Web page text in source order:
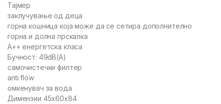
Тајмер
заклучување од деца
горна кошница која може да се сетира дополнително
горна и долна прскалка
А++ енергетска класа
Бучност: 49dB(A)
самочистечки филтер
anti flow
омкенувач за вода
Димензии 45x60x84